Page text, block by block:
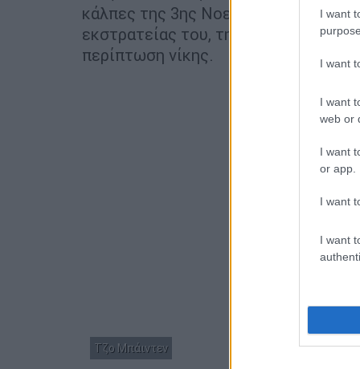
I want
I want
I want
web or
I want
or app.
I want
I want
κάλπες της 3ης Νοεμβρίου,
εκστρατείας του, την άνοιξη, να
περίπτωση νίκης.
Τζο Μπάιντεν